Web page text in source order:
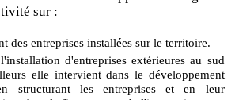
sur :
des entreprises installées sur le territoire.
d'entreprises extérieures au sud
elle intervient dans le développement
structurant les entreprises et en leur